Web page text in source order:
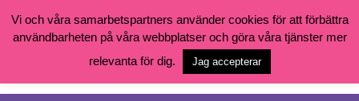
Vill du söka böcker, logga in på ditt bibliotekskonto eller nå övriga
goteborg.se/bibliotek
Öppettider, katalog och kontakt
Vi och våra samarbetspartners använder cookies för att förbättra
användbarheten på våra webbplatser och göra våra tjänster mer
relevanta för dig.
Jag accepterar